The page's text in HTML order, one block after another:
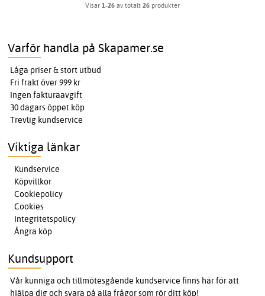
Visar 1-26 av totalt 26 produkter
Varför handla på Skapamer.se
Låga priser & stort utbud
Fri frakt över 999 kr
Ingen fakturaavgift
30 dagars öppet köp
Trevlig kundservice
Viktiga länkar
Kundservice
Köpvillkor
Cookiepolicy
Cookies
Integritetspolicy
Ångra köp
Kundsupport
Vår kunniga och tillmötesgående kundservice finns här för att
hjälpa dig och svara på alla frågor som rör ditt köp!